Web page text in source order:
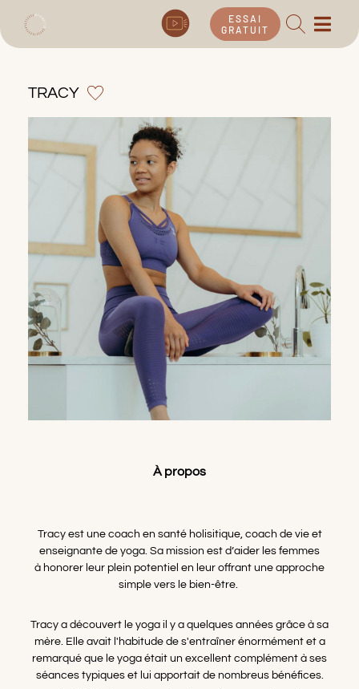
ESSAI
GRATUIT
TRACY
À propos
Tracy est une coach en santé holisitique, coach de vie et
enseignante de yoga. Sa mission est d’aider les femmes
à honorer leur plein potentiel en leur offrant une approche
simple vers le bien-être.
Tracy a découvert le yoga il y a quelques années grâce à sa
mère. Elle avait l'habitude de s'entraîner énormément et a
remarqué que le yoga était un excellent complément à ses
séances typiques et lui apportait de nombreus bénéfices.